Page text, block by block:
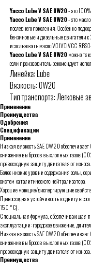
Yacco Lube V SAE 0W20- это
Yacco Lube V SAE 0W20- это
последнего поколения. Особенно
бензиновые и дизельные двигатели с
использовать масло VOLVO VCC
Yacco Lube V SAE 0W20 можно
если производитель рекомендует
Линейка: Lube
Вязкость: 0W20
Тип транспорта: Легковые
Применение
Преимущества
Одобрения
Спецификации
Применение
Низкая вязкость SAE 0W20
снижение выбросов выхлопных газов
превосходную защиту двигателя от износа.
Более низкие уровни содержания золы,
систем каталитического нейтрализатора.
Хорошие моющие/диспергирующие
Превосходная устойчивость к сдвигу в
150 °C).
Специальная формула, обеспечивающая
эксплуатации: городское движение,
Низкая вязкость SAE 0W20
снижение выбросов выхлопных газов
превосходную защиту двигателя от износа.
Преимущества